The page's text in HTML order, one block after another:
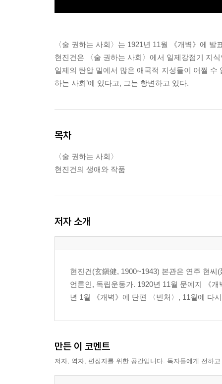
〈술 권하는 사회〉는 1921년 11월 《개벽》에
현진건은 〈술 권하는 사회〉에서 일제강점기 지
일제의 탄압 밑에서 많은 애국적 지성들이 어쩔
하는 사회’에 있다고, 그는 항변하고 있다.
목차
〈술 권하는 사회〉
현진건의 생애와 작품
저자 소개
현진건(玄鎭健, 1900~1943) 본관은 연주 현
언론인, 독립운동가. 1920년 11월 문예지 《
년 1월 《개벽》에 단편 〈빈처〉, 11월에 다
만든 이 코멘트
저자, 역자, 편집자를 위한 공간입니다. 독자들에게 전하